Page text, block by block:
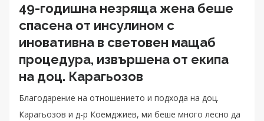
49-годишна незряща жена беше
спасена от инсулином с
иновативна в световен мащаб
процедура, извършена от екипа
на доц. Карагьозов
Благодарение на отношението и подхода на доц.
Карагьозов и д-р Коемджиев, ми беше много лесно да